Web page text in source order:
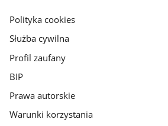
gov.pl
Polityka cookies
Służba cywilna
Profil zaufany
BIP
Prawa autorskie
Warunki korzystania